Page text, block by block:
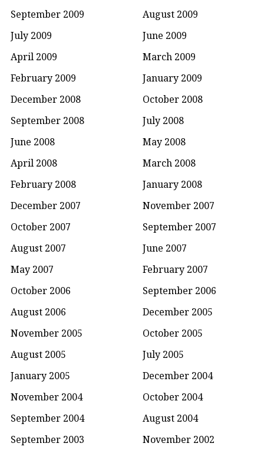
September 2009
August 2009
July 2009
June 2009
April 2009
March 2009
February 2009
January 2009
December 2008
October 2008
September 2008
July 2008
June 2008
May 2008
April 2008
March 2008
February 2008
January 2008
December 2007
November 2007
October 2007
September 2007
August 2007
June 2007
May 2007
February 2007
October 2006
September 2006
August 2006
December 2005
November 2005
October 2005
August 2005
July 2005
January 2005
December 2004
November 2004
October 2004
September 2004
August 2004
September 2003
November 2002